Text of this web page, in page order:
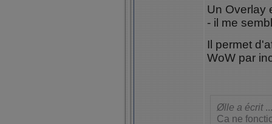
Un Overlay
- il me
Il permet
WoW par
Ølle a écrit...
Ca ne